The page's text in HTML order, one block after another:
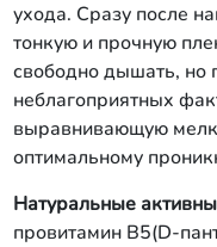
ухода. Сразу после
тонкую и прочную
свободно дышать,
неблагоприятных
выравнивающую
оптимальному
Натуральные
провитамин В5(D-